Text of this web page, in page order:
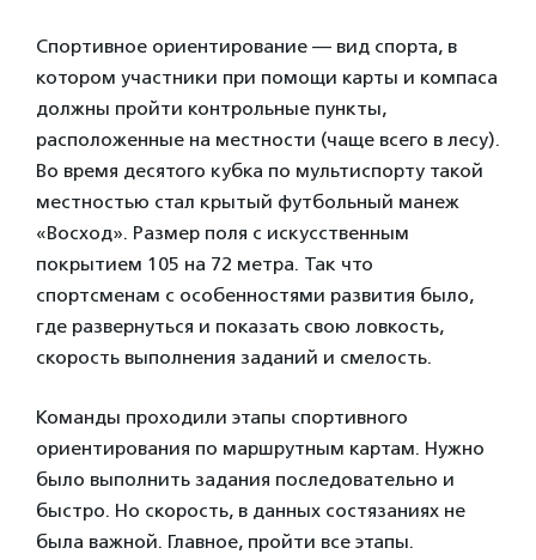
Спортивное ориентирование — вид спорта, в
котором участники при помощи карты и компаса
должны пройти контрольные пункты,
расположенные на местности (чаще всего в лесу).
Во время десятого кубка по мультиспорту такой
местностью стал крытый футбольный манеж
«Восход». Размер поля с искусственным
покрытием 105 на 72 метра. Так что
спортсменам с особенностями развития было,
где развернуться и показать свою ловкость,
скорость выполнения заданий и смелость.
Команды проходили этапы спортивного
ориентирования по маршрутным картам. Нужно
было выполнить задания последовательно и
быстро. Но скорость, в данных состязаниях не
была важной. Главное, пройти все этапы.